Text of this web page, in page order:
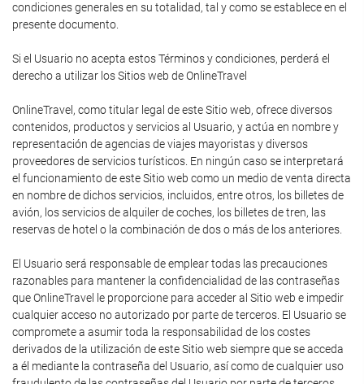
condiciones generales en su totalidad, tal y como se establece en el
presente documento.
Si el Usuario no acepta estos Términos y condiciones, perderá el
derecho a utilizar los Sitios web de OnlineTravel
OnlineTravel, como titular legal de este Sitio web, ofrece diversos
contenidos, productos y servicios al Usuario, y actúa en nombre y
representación de agencias de viajes mayoristas y diversos
proveedores de servicios turísticos. En ningún caso se interpretará
el funcionamiento de este Sitio web como un medio de venta directa
en nombre de dichos servicios, incluidos, entre otros, los billetes de
avión, los servicios de alquiler de coches, los billetes de tren, las
reservas de hotel o la combinación de dos o más de los anteriores.
El Usuario será responsable de emplear todas las precauciones
razonables para mantener la confidencialidad de las contraseñas
que OnlineTravel le proporcione para acceder al Sitio web e impedir
cualquier acceso no autorizado por parte de terceros. El Usuario se
compromete a asumir toda la responsabilidad de los costes
derivados de la utilización de este Sitio web siempre que se acceda
a él mediante la contraseña del Usuario, así como de cualquier uso